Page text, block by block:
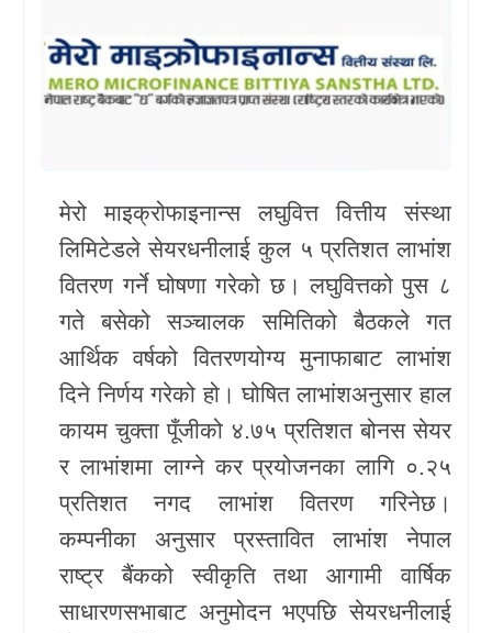
अन्य
समाचार
प्रविधि
शिक्षा
खेलकुद
Unicode
मेरो माइक्रोफाइनान्स लघुवित्त वित्तीय संस्था
लिमिटेडले सेयरधनीलाई कुल ५ प्रतिशत लाभांश
वितरण गर्ने घोषणा गरेको छ। लघुवित्तको पुस ८
गते बसेको सञ्चालक समितिको बैठकले गत
आर्थिक वर्षको वितरणयोग्य मुनाफाबाट लाभांश
दिने निर्णय गरेको हो। घोषित लाभांशअनुसार हाल
कायम चुक्ता पूँजीको ४.७५ प्रतिशत बोनस सेयर
र लाभांशमा लाग्ने कर प्रयोजनका लागि ०.२५
प्रतिशत नगद लाभांश वितरण गरिनेछ।
कम्पनीका अनुसार प्रस्तावित लाभांश नेपाल
राष्ट्र बैंकको स्वीकृति तथा आगामी वार्षिक
साधारणसभाबाट अनुमोदन भएपछि सेयरधनीलाई